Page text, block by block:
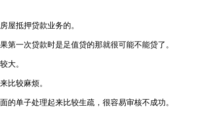
屋抵押贷款业务的。
一次贷款时是足值贷的那就很可能不能贷了。
大。
比较麻烦。
单子处理起来比较生疏，很容易审核不成功。